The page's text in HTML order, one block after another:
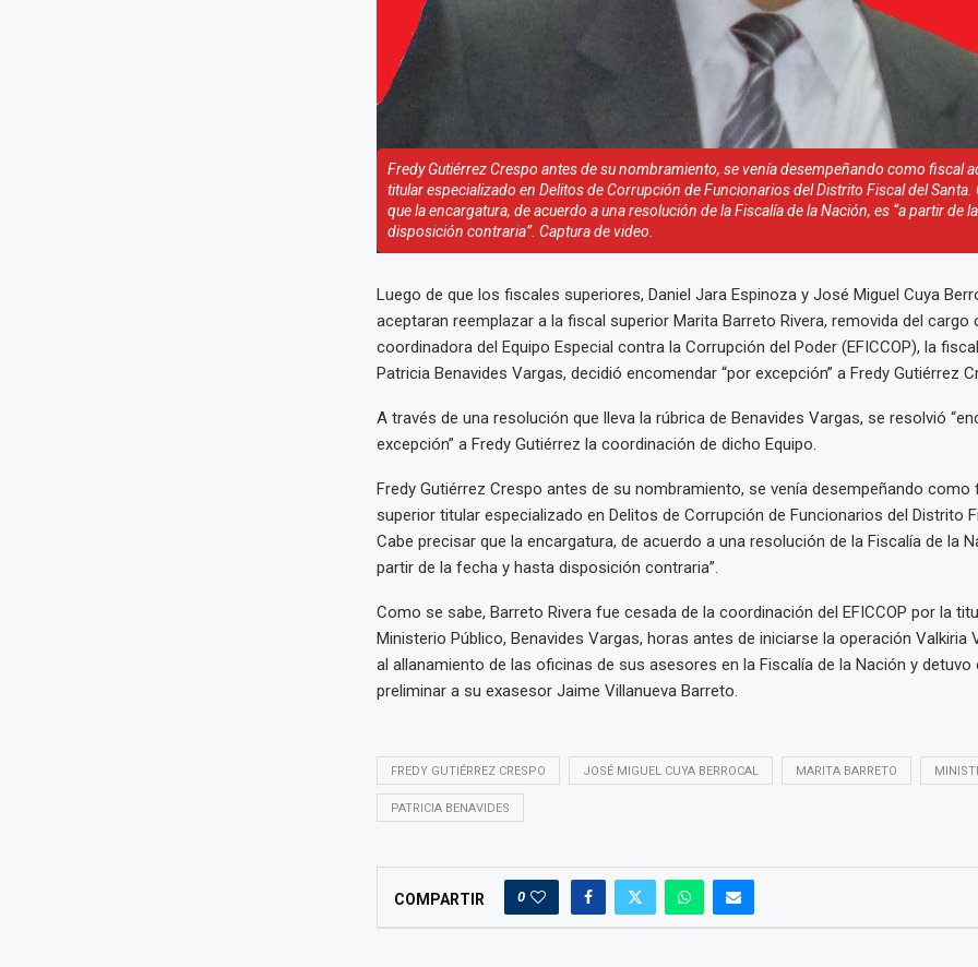
Fredy Gutiérrez Crespo antes de su nombramiento, se venía desempeñando como fiscal
titular especializado en Delitos de Corrupción de Funcionarios del Distrito Fiscal del Santa.
que la encargatura, de acuerdo a una resolución de la Fiscalía de la Nación, es “a partir de
disposición contraria”. Captura de video.
Luego de que los fiscales superiores, Daniel Jara Espinoza y José Miguel Cuya
aceptaran reemplazar a la fiscal superior Marita Barreto Rivera, removida del cargo
coordinadora del Equipo Especial contra la Corrupción del Poder (EFICCOP), la
Patricia Benavides Vargas, decidió encomendar “por excepción” a Fredy Gutiérrez
A través de una resolución que lleva la rúbrica de Benavides Vargas, se resolvió
excepción” a Fredy Gutiérrez la coordinación de dicho Equipo.
Fredy Gutiérrez Crespo antes de su nombramiento, se venía desempeñando como
superior titular especializado en Delitos de Corrupción de Funcionarios del Distrito
Cabe precisar que la encargatura, de acuerdo a una resolución de la Fiscalía de la
partir de la fecha y hasta disposición contraria”.
Como se sabe, Barreto Rivera fue cesada de la coordinación del EFICCOP por la
Ministerio Público, Benavides Vargas, horas antes de iniciarse la operación Valkiria
al allanamiento de las oficinas de sus asesores en la Fiscalía de la Nación y detuvo
preliminar a su exasesor Jaime Villanueva Barreto.
FREDY GUTIÉRREZ CRESPO JOSÉ MIGUEL CUYA BERROCAL MARITA BARRETO
PATRICIA BENAVIDES
COMPARTIR 0